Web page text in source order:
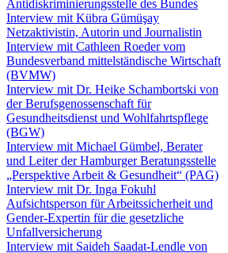
Antidiskriminierungsstelle des Bundes
Interview mit Kübra Gümüşay
Netzaktivistin, Autorin und Journalistin
Interview mit Cathleen Roeder vom
Bundesverband mittelständische Wirtschaft
(BVMW)
Interview mit Dr. Heike Schambortski von
der Berufsgenossenschaft für
Gesundheitsdienst und Wohlfahrtspflege
(BGW)
Interview mit Michael Gümbel, Berater
und Leiter der Hamburger Beratungsstelle
„Perspektive Arbeit & Gesundheit“ (PAG)
Interview mit Dr. Inga Fokuhl
Aufsichtsperson für Arbeitssicherheit und
Gender-Expertin für die gesetzliche
Unfallversicherung
Interview mit Saideh Saadat-Lendle von